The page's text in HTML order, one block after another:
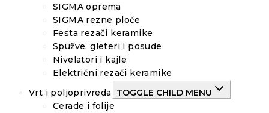
SIGMA oprema
SIGMA rezne ploče
Festa rezači keramike
Spužve, gleteri i posude
Nivelatori i kajle
Električni rezači keramike
Vrt i poljoprivreda
TOGGLE CHILD MENU
Cerade i folije